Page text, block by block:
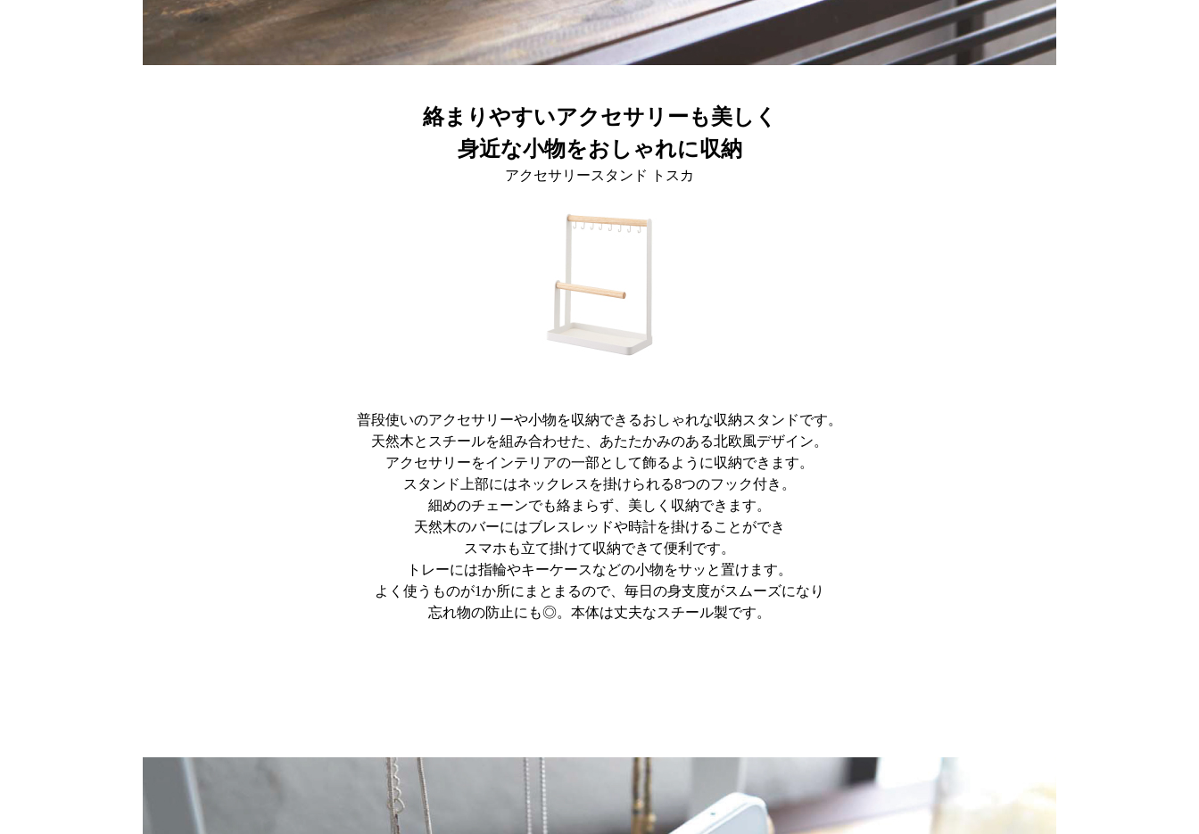
絡まりやすいアクセサリーも美しく
身近な小物をおしゃれに収納
アクセサリースタンド トスカ
普段使いのアクセサリーや小物を収納できるおしゃれな収納スタンドです。
天然木とスチールを組み合わせた、あたたかみのある北欧風デザイン。
アクセサリーをインテリアの一部として飾るように収納できます。
スタンド上部にはネックレスを掛けられる8つのフック付き。
細めのチェーンでも絡まらず、美しく収納できます。
天然木のバーにはブレスレッドや時計を掛けることができ
スマホも立て掛けて収納できて便利です。
トレーには指輪やキーケースなどの小物をサッと置けます。
よく使うものが1か所にまとまるので、毎日の身支度がスムーズになり
忘れ物の防止にも◎。本体は丈夫なスチール製です。